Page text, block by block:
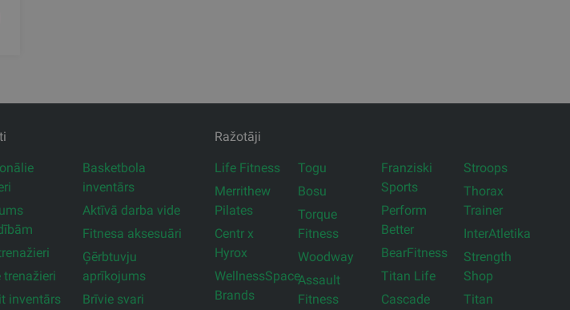
trenažieri
inventārs
Basketbola
inventārs
Aktīvā darba vide
Fitnesa aksesuāri
Ģērbtuvju
aprīkojums
Brīvie svari
Ražotāji
Life Fitness
Merrithew
Pilates
Centr x
Hyrox
WellnessSpace
Brands
Togu
Bosu
Torque
Fitness
Woodway
Assault
Fitness
Franziski
Sports
Perform
Better
BearFitness
Titan Life
Cascade
Stroops
Thorax
Trainer
InterAtletika
Strength
Shop
Titan